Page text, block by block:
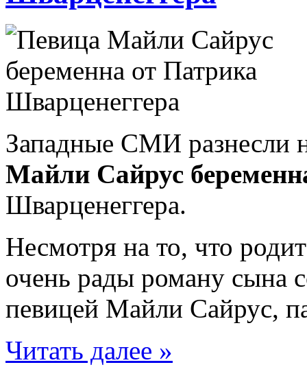
Западные СМИ разнесли
Майли Сайрус
Шварценеггера.
Несмотря на то, что
очень рады роману сына
певицей Майли Сайрус,
Читать далее »